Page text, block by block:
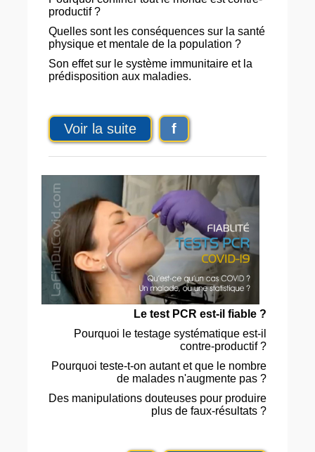
productif ?
Quelles sont les conséquences sur la santé
physique et mentale de la population ?
Son effet sur le système immunitaire et la
prédisposition aux maladies.
Voir la suite f
Le test PCR est-il fiable ?
Pourquoi le testage systématique est-il
contre-productif ?
Pourquoi teste-t-on autant et que le nombre
de malades n'augmente pas ?
Des manipulations douteuses pour produire
plus de faux-résultats ?